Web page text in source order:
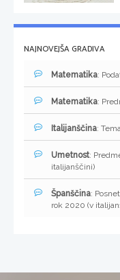
NAJNOVEJŠA GRADIVA
Matematika:
Matematika:
Italijanščina:
Umetnost:
italijanščini)
Španščina:
rok 2020 (v